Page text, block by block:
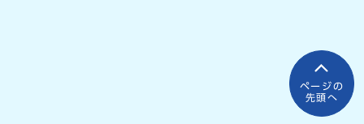
ページの
先頭へ